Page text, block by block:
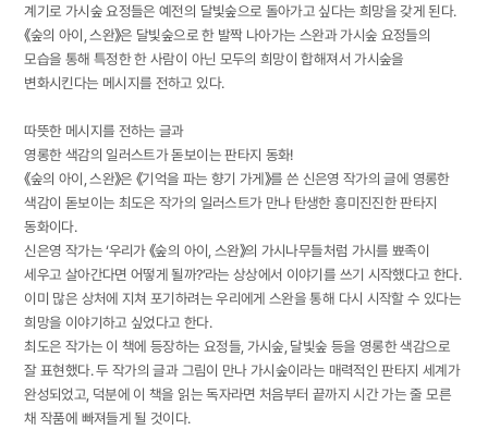
계기로 가시숲 요정들은 예전의 달빛숲으로 돌아가고 싶다는 희망을 갖게 된다.
《숲의 아이, 스완》은 달빛숲으로 한 발짝 나아가는 스완과 가시숲 요정들의
모습을 통해 특정한 한 사람이 아닌 모두의 희망이 합해져서 가시숲을
변화시킨다는 메시지를 전하고 있다.
따뜻한 메시지를 전하는 글과
영롱한 색감의 일러스트가 돋보이는 판타지 동화!
《숲의 아이, 스완》은 《기억을 파는 향기 가게》를 쓴 신은영 작가의 글에 영롱한
색감이 돋보이는 최도은 작가의 일러스트가 만나 탄생한 흥미진진한 판타지
동화이다.
신은영 작가는 ‘우리가 《숲의 아이, 스완》의 가시나무들처럼 가시를 뾰족이
세우고 살아간다면 어떻게 될까?’라는 상상에서 이야기를 쓰기 시작했다고 한다.
이미 많은 상처에 지쳐 포기하려는 우리에게 스완을 통해 다시 시작할 수 있다는
희망을 이야기하고 싶었다고 한다.
최도은 작가는 이 책에 등장하는 요정들, 가시숲, 달빛숲 등을 영롱한 색감으로
잘 표현했다. 두 작가의 글과 그림이 만나 가시숲이라는 매력적인 판타지 세계가
완성되었고, 덕분에 이 책을 읽는 독자라면 처음부터 끝까지 시간 가는 줄 모른
채 작품에 빠져들게 될 것이다.